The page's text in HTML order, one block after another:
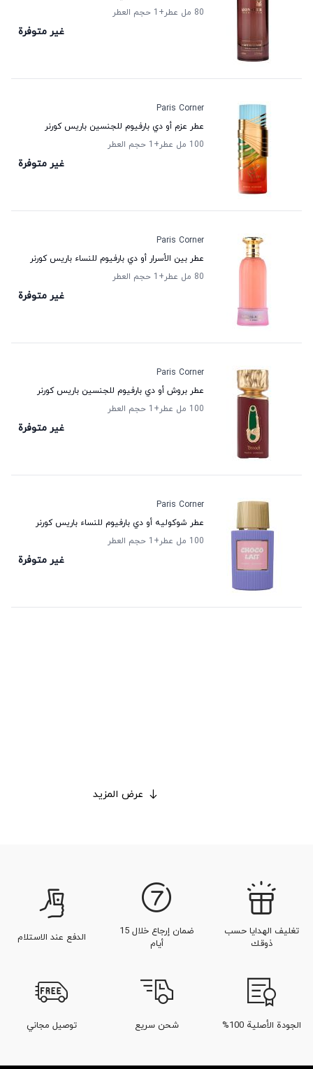
80 مل عطر +1 حجم العطر
غير متوفرة
Paris Corner
عطر عزم أو دي بارفيوم للجنسين باريس كورنر
100 مل عطر
+1 حجم العطر
غير متوفرة
Paris Corner
عطر بين الأسرار أو دي بارفيوم للنساء باريس كورنر
80 مل عطر
+1 حجم العطر
غير متوفرة
Paris Corner
عطر بروش أو دي بارفيوم للجنسين باريس كورنر
100 مل عطر
+1 حجم العطر
غير متوفرة
Paris Corner
عطر شوكوليه أو دي بارفيوم للنساء باريس كورنر
100 مل عطر
+1 حجم العطر
غير متوفرة
عرض المزيد
تغليف الهدايا حسب
ذوقك
ضمان إرجاع خلال 15
أيام
الدفع عند الاستلام
الجودة الأصلية 100% شحن سريع توصيل مجاني